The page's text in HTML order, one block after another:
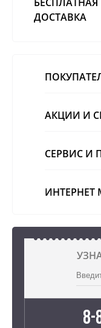
ДОСТАВКА
АКЦИИ И
СЕРВИС
ИНТЕРНЕТ
8-